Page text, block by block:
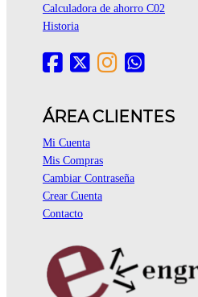
Calculadora de ahorro C02
Historia
ÁREA CLIENTES
Mi Cuenta
Mis Compras
Cambiar Contraseña
Crear Cuenta
Contacto